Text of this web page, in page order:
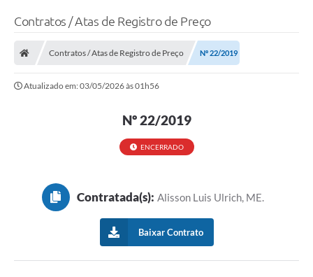
Transparência
Governo
Publicações
Contratos / Atas de Registro de Preço
Contratos / Atas de Registro de Preço Nº 22/2019
Atualizado em: 03/05/2026 às 01h56
Nº 22/2019
ENCERRADO
Contratada(s): Alisson Luis Ulrich, ME.
Baixar Contrato